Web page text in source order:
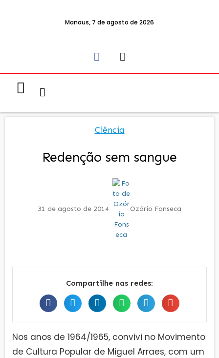
Manaus, 7 de agosto de 2026
Ciência
Redenção sem sangue
31 de agosto de 2014 Ozório Fonseca
Compartilhe nas redes:
Nos anos de 1964/1965, convivi no Movimento
de Cultura Popular de Miguel Arraes, com um